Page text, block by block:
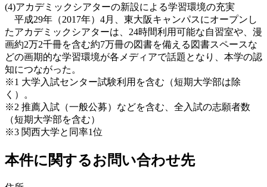
(4)アカデミックシアターの新設による学習環境の充実
平成29年（2017年）4月、東大阪キャンパスにオープンし
たアカデミックシアターは、24時間利用可能な自習室や、漫
画約2万2千冊を含む約7万冊の図書を備える図書スペースな
どの画期的な学習環境が各メディアで話題となり、本学の認
知につながった。
※1 大学入試センター試験利用を含む（短期大学部は除
く）。
※2 推薦入試（一般公募）などを含む、全入試の志願者数
（短期大学部を含む）
※3 関西大学と同率1位
本件に関するお問い合わせ先